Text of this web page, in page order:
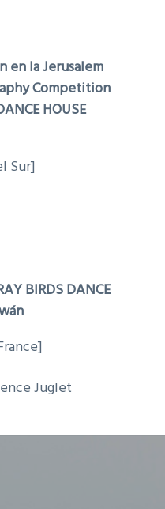
en la Jerusalem
Competition
HOUSE
Sur]
BIRDS DANCE
Juglet